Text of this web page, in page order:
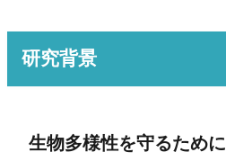
研究背景
生物多様性を守るために